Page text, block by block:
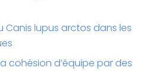
Canis lupus arctos dans les
cohésion d’équipe par des